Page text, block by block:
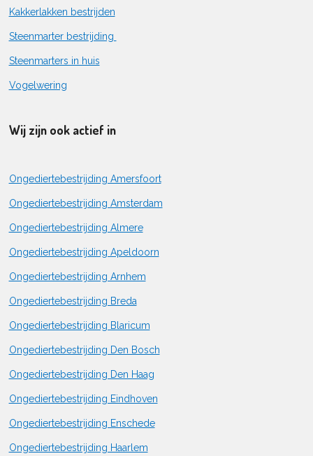
Kakkerlakken bestrijden
Steenmarter bestrijding
Steenmarters in huis
Vogelwering
Wij zijn ook actief in
Ongediertebestrijding Amersfoort
Ongediertebestrijding Amsterdam
Ongediertebestrijding Almere
Ongediertebestrijding Apeldoorn
Ongediertebestrijding Arnhem
Ongediertebestrijding Breda
Ongediertebestrijding Blaricum
Ongediertebestrijding Den Bosch
Ongediertebestrijding Den Haag
Ongediertebestrijding Eindhoven
Ongediertebestrijding Enschede
Ongediertebestrijding Haarlem